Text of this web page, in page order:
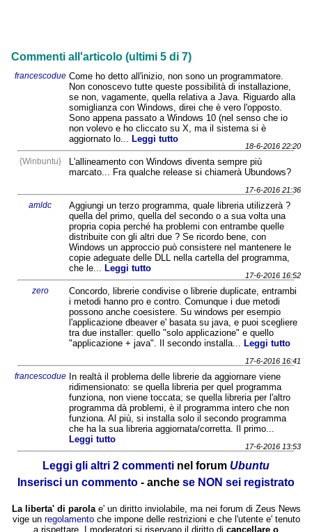
Commenti all'articolo (ultimi 5 di 7)
francescodue Come ho detto all'inizio, non sono un programmatore.
Non conoscevo tutte queste possibilità di installazione,
se non, vagamente, quella relativa a Java. Riguardo alla
somiglianza con Windows, direi che è vero l'opposto.
Sono appena passato a Windows 10 (nel senso che io
non volevo e ho cliccato su X, ma il sistema si è
aggiornato lo...
Leggi tutto
18-6-2016 22:20
{Winbuntu}
L'allineamento con Windows diventa sempre più
marcato... Fra qualche release si chiamerà Ubundows?
17-6-2016 21:36
amldc
Aggiungi un terzo programma, quale libreria utilizzerà ?
quella del primo, quella del secondo o a sua volta una
propria copia perché ha problemi con entrambe quelle
distribuite con gli altri due ? Se ricordo bene, con
Windows un approccio può consistere nel mantenere le
copie adeguate delle DLL nella cartella del programma,
che le...Leggi tutto
17-6-2016 16:52
zero
Concordo, librerie condivise o librerie duplicate, entrambi
i metodi hanno pro e contro. Comunque i due metodi
possono anche coesistere. Su windows per esempio
l'applicazione dbeaver e' basata su java, e puoi scegliere
tra due installer: quello "solo applicazione" e quello
"applicazione + java". Il secondo installa...Leggi tutto
17-6-2016 16:41
francescodue In realtà il problema delle librerie da aggiornare viene
ridimensionato: se quella libreria per quel programma
funziona, non viene toccata; se quella libreria per l'altro
programma dà problemi, è il programma intero che non
funziona. Al più, si installa solo il secondo programma
che ha la sua libreria aggiornata/corretta. Il primo...
Leggi tutto
17-6-2016 13:53
Leggi gli altri 2 commenti nel forum Ubuntu
Inserisci un commento - anche se NON sei registrato
La liberta' di parolae' un diritto inviolabile, ma nei forum di Zeus News
vige un regolamentoche impone delle restrizioni e che l'utente e' tenuto
a rispettare. I moderatori si riservano il diritto di cancellare o